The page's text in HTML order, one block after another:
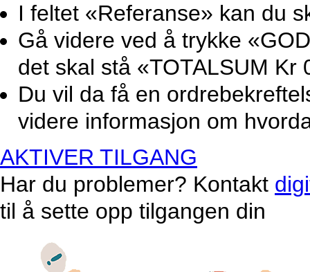
I feltet «Referanse» kan du
Gå videre ved å trykke
det skal stå «TOTALSUM Kr
Du vil da få en
videre informasjon om
AKTIVER TILGANG
Har du problemer? Kontakt
til å sette opp tilgangen din